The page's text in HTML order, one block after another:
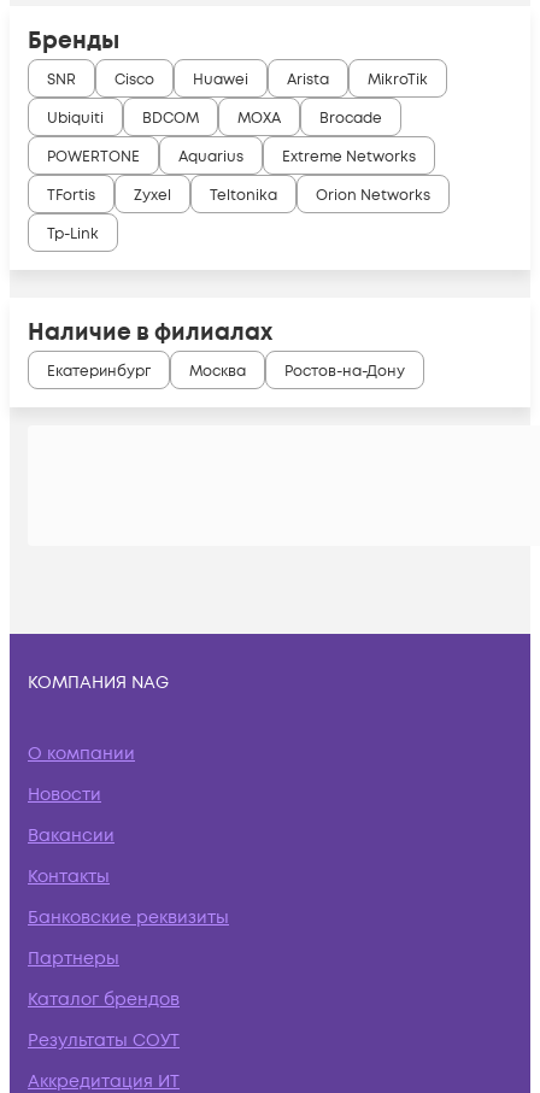
Бренды
SNR Cisco Huawei Arista
MikroTik
Ubiquiti
BDCOM MOXA
Brocade
POWERTONE
Aquarius
Extreme Networks
TFortis
Zyxel Teltonika
Orion Networks
Tp-Link
Наличие в филиалах
Екатеринбург Москва Ростов-на-Дону
КОМПАНИЯ NAG
О компании
Новости
Вакансии
Контакты
Банковские реквизиты
Партнеры
Каталог брендов
Результаты СОУТ
Аккредитация ИТ